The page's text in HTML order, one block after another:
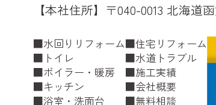
【本社住所】〒040-0013 北海道
水回りリフォーム
トイレ
ボイラー・暖房
キッチン
浴室・洗面台
住宅リフォーム
水道トラブル
施工実績
会社概要
無料相談